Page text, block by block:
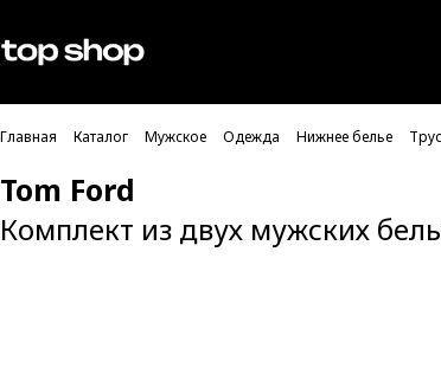
Проверка хлебных крошек
Главная Каталог Мужское Одежда Нижнее белье
Tom Ford
Комплект из двух мужских